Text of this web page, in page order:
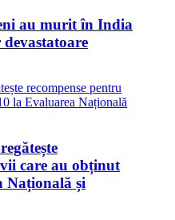
au murit în India
care au obținut
Națională și